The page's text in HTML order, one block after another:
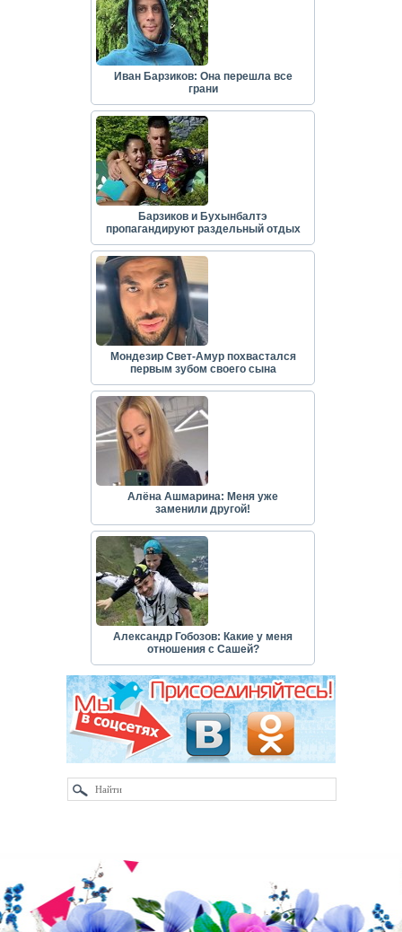
Иван Барзиков: Она перешла все
грани
Барзиков и Бухынбалтэ
пропагандируют раздельный отдых
Мондезир Свет-Амур похвастался
первым зубом своего сына
Алёна Ашмарина: Меня уже
заменили другой!
Александр Гобозов: Какие у меня
отношения с Сашей?